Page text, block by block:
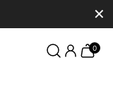
✕
0